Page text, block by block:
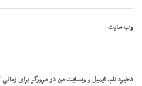
وب‌ سایت
ذخیره نام، ایمیل و وبسایت من در مرورگر برای